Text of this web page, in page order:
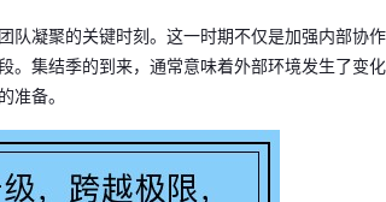
队凝聚的关键时刻。这一时期不仅是加强内部协
。集结季的到来，通常意味着外部环境发生了变
准备。